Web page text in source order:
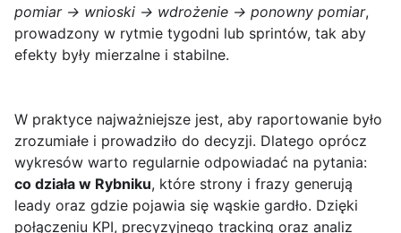
pomiar → wnioski → wdrożenie → ponowny pomiar,
prowadzony w rytmie tygodni lub sprintów, tak aby
efekty były mierzalne i stabilne.
W praktyce najważniejsze jest, aby raportowanie było
zrozumiałe i prowadziło do decyzji. Dlatego oprócz
wykresów warto regularnie odpowiadać na pytania:
co działa w Rybniku, które strony i frazy generują
leady oraz gdzie pojawia się wąskie gardło. Dzięki
połączeniu KPI, precyzyjnego tracking oraz analiz